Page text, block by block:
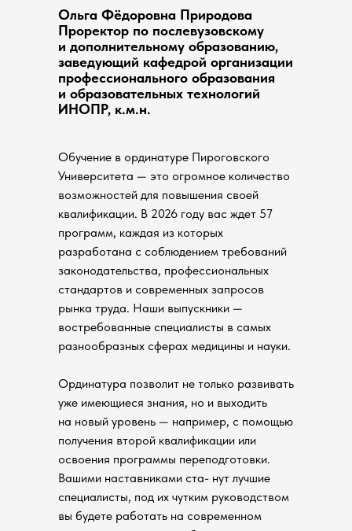
Обучение в ординатуре Пироговского
Университета — это огромное количество
возможностей для повышения своей
квалификации. В 2026 году вас ждет 57
программ, каждая из которых
разработана с соблюдением требований
законодательства, профессиональных
стандартов и современных запросов
рынка труда. Наши выпускники —
востребованные специалисты в самых
разнообразных сферах медицины и науки.
Ординатура позволит не только развивать
уже имеющиеся знания, но и выходить
на новый уровень — например, с помощью
получения второй квалификации или
освоения программы переподготовки.
Вашими наставниками ста- нут лучшие
специалисты, под их чутким руководством
вы будете работать на современном
Ольга Фёдоровна Природова
Проректор по послевузовскому
и дополнительному образованию,
заведующий кафедрой организации
профессионального образования
и образовательных технологий
ИНОПР, к.м.н.